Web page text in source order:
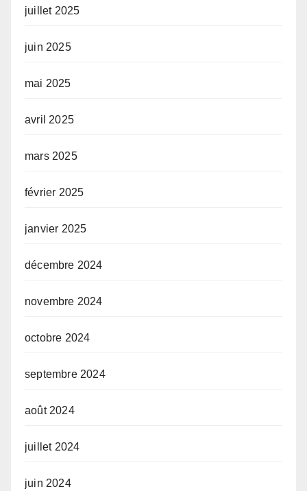
juillet 2025
juin 2025
mai 2025
avril 2025
mars 2025
février 2025
janvier 2025
décembre 2024
novembre 2024
octobre 2024
septembre 2024
août 2024
juillet 2024
juin 2024